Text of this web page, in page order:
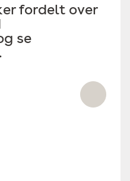
fordelt over
se